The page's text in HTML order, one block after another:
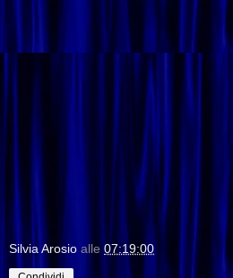
Silvia Arosio alle 07:19:00